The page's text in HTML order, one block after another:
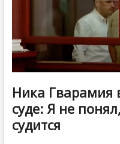
Ника Гварамия
суде: Я не
судится